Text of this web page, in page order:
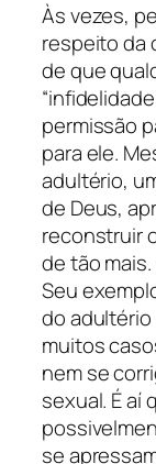
Às vezes,
respeito da
de que
permissão
para ele.
adultério,
de Deus,
reconstruir
de tão
Seu
do
muitos
nem se
sexual. É aí
se